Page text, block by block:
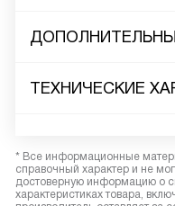
ТЕХНИЧЕСКИЕ
* Все информационные
справочный характер и не
достоверную информацию о
характеристиках товара,